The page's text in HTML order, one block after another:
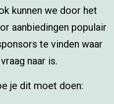
kunnen we door het
aanbiedingen populair
te vinden waar
naar is.
je dit moet doen: